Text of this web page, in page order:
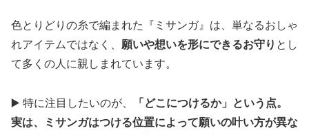
色とりどりの糸で編まれた『ミサンガ』は、単なるおしゃ
れアイテムではなく、 願いや想いを形にできるお守り とし
て多くの人に親しまれています。
▶️ 特に注目したいのが、
「どこにつけるか」という点。
実は、ミサンガはつける位置によって願いの叶い方が異な